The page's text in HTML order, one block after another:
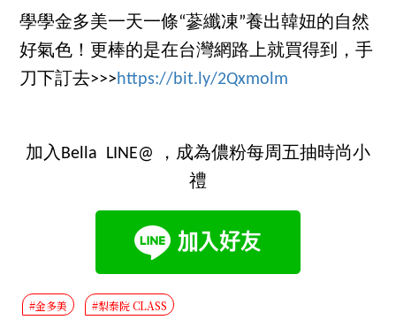
學學金多美一天一條“蔘纖凍”養出韓妞的自然
好氣色！更棒的是在台灣網路上就買得到，手
刀下訂去>>>https://bit.ly/2Qxmolm
加入Bella LINE@ ，成為儂粉每周五抽時尚小
禮
#金多美 #梨泰院 CLASS